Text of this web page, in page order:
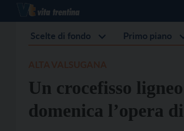
Scelte di fondo Primo piano
Un crocefisso
domenica l’opera